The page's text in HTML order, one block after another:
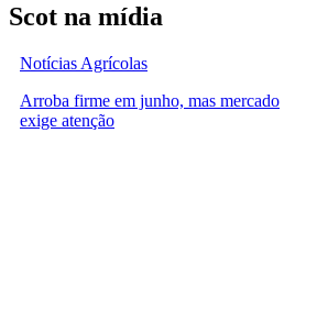
Scot na mídia
Notícias Agrícolas
Arroba firme em junho, mas mercado
exige atenção